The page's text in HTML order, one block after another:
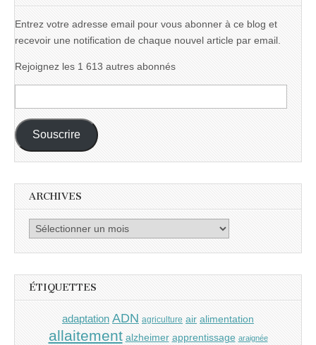
Entrez votre adresse email pour vous abonner à ce blog et
recevoir une notification de chaque nouvel article par email.
Rejoignez les 1 613 autres abonnés
e-
mail :
Souscrire
ARCHIVES
Archives
ÉTIQUETTES
adaptation ADN agriculture air alimentation
allaitement alzheimer apprentissage araignée